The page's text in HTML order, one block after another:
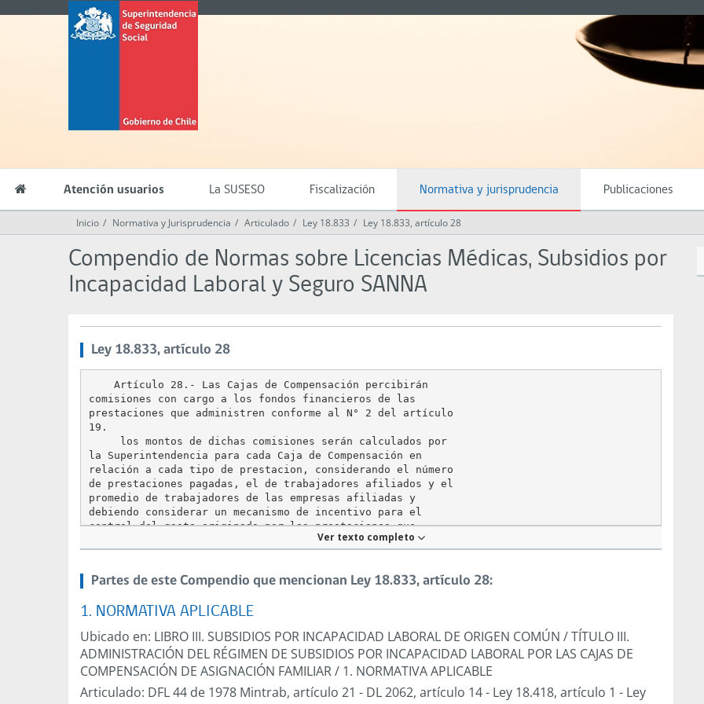
Superintendencia
de
Gobierno
de
Atención usuarios La SUSESO Fiscalización Normativa y jurisprudencia Publicaciones
Inicio Normativa y Jurisprudencia Articulado Ley 18.833 Ley 18.833, artículo 28
Compendio de Normas sobre Licencias Médicas, Subsidios por
Incapacidad Laboral y Seguro SANNA
Ley 18.833, artículo 28
    Artículo 28.- Las Cajas de Compensación percibirán
comisiones con cargo a los fondos financieros de las
prestaciones que administren conforme al N° 2 del artículo
19.
     los montos de dichas comisiones serán calculados por
la Superintendencia para cada Caja de Compensación en
relación a cada tipo de prestacion, considerando el número
de prestaciones pagadas, el de trabajadores afiliados y el
promedio de trabajadores de las empresas afiliadas y
debiendo considerar un mecanismo de incentivo para el
control del gasto originado por las prestaciones que
administren. El monto de las comisiones será fijado por
resolución conjunta de los Ministerios del Trabajo y
Artículo
28
Ver texto completo
Partes de este Compendio que mencionan Ley 18.833, artículo 28:
1. NORMATIVA APLICABLE
Ubicado en: LIBRO III. SUBSIDIOS POR INCAPACIDAD LABORAL DE ORIGEN COMÚN /TÍTULO III.
ADMINISTRACIÓN DEL RÉGIMEN DE SUBSIDIOS POR INCAPACIDAD LABORAL POR LAS CAJAS DE
COMPENSACIÓN DE ASIGNACIÓN FAMILIAR/ 1. NORMATIVA APLICABLE
Articulado: DFL 44 de 1978 Mintrab, artículo 21 - DL 2062, artículo 14- Ley 18.418, artículo 1 - Ley